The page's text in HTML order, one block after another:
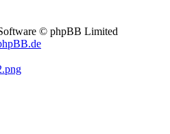
© phpBB Limited